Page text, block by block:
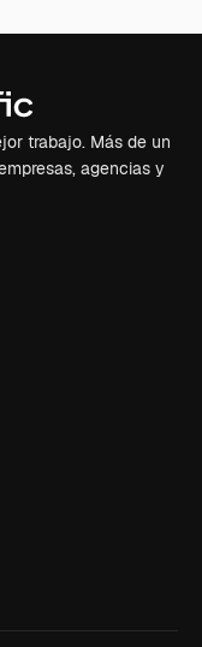
trabajo. Más de un
agencias y